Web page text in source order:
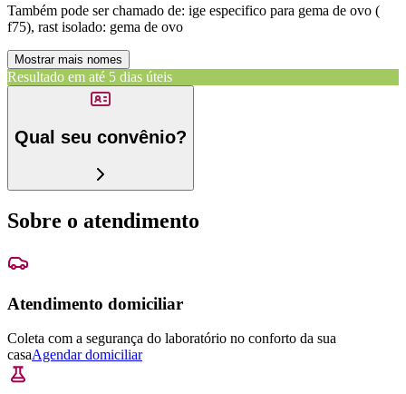
Também pode ser chamado de: ige especifico para gema de ovo (
f75), rast isolado: gema de ovo
Mostrar mais nomes
Resultado em até 5 dias úteis
Qual seu convênio?
Sobre o atendimento
Atendimento domiciliar
Coleta com a segurança do laboratório no conforto da sua
casaAgendar domiciliar